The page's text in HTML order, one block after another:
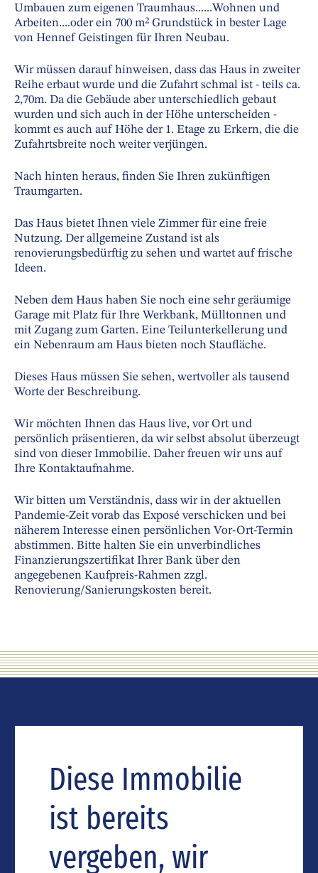
Umbauen zum eigenen Traumhaus......Wohnen und
Arbeiten....oder ein 700 m² Grundstück in bester Lage
von Hennef Geistingen für Ihren Neubau.
Wir müssen darauf hinweisen, dass das Haus in zweiter
Reihe erbaut wurde und die Zufahrt schmal ist - teils ca.
2,70m. Da die Gebäude aber unterschiedlich gebaut
wurden und sich auch in der Höhe unterscheiden -
kommt es auch auf Höhe der 1. Etage zu Erkern, die die
Zufahrtsbreite noch weiter verjüngen.
Nach hinten heraus, finden Sie Ihren zukünftigen
Traumgarten.
Das Haus bietet Ihnen viele Zimmer für eine freie
Nutzung. Der allgemeine Zustand ist als
renovierungsbedürftig zu sehen und wartet auf frische
Ideen.
Neben dem Haus haben Sie noch eine sehr geräumige
Garage mit Platz für Ihre Werkbank, Mülltonnen und
mit Zugang zum Garten. Eine Teilunterkellerung und
ein Nebenraum am Haus bieten noch Staufläche.
Dieses Haus müssen Sie sehen, wertvoller als tausend
Worte der Beschreibung.
Wir möchten Ihnen das Haus live, vor Ort und
persönlich präsentieren, da wir selbst absolut überzeugt
sind von dieser Immobilie. Daher freuen wir uns auf
Ihre Kontaktaufnahme.
Wir bitten um Verständnis, dass wir in der aktuellen
Pandemie-Zeit vorab das Exposé verschicken und bei
näherem Interesse einen persönlichen Vor-Ort-Termin
abstimmen. Bitte halten Sie ein unverbindliches
Finanzierungszertifikat Ihrer Bank über den
angegebenen Kaufpreis-Rahmen zzgl.
Renovierung/Sanierungskosten bereit.
Diese Immobilie
ist bereits
vergeben, wir